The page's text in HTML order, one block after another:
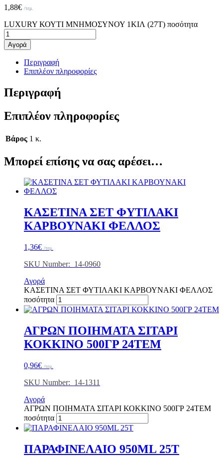
1,88€ /τεμ.
LUXURY ΚΟΥΤΙ ΜΝΗΜΟΣΥΝΟΥ 1ΚΙΛ (27Τ) ποσότητα
Αγορά
Περιγραφή
Επιπλέον πληροφορίες
Περιγραφή
Επιπλέον πληροφορίες
Βάρος 1 κ.
Μπορεί επίσης να σας αρέσει…
ΚΑΣΕΤΙΝΑ ΣΕΤ ΦΥΤΙΛΑΚΙ
ΚΑΡΒΟΥΝΑΚΙ ΦΕΛΛΟΣ
1,36€ /τεμ.
SKU Number: 14-0960
Αγορά
ΚΑΣΕΤΙΝΑ ΣΕΤ ΦΥΤΙΛΑΚΙ ΚΑΡΒΟΥΝΑΚΙ ΦΕΛΛΟΣ
ποσότητα
ΑΓΡΩΝ ΠΟΙΗΜΑΤΑ ΣΙΤΑΡΙ
ΚΟΚΚΙΝΟ 500ΓΡ 24ΤΕΜ
0,96€ /τεμ.
SKU Number: 14-1311
Αγορά
ΑΓΡΩΝ ΠΟΙΗΜΑΤΑ ΣΙΤΑΡΙ ΚΟΚΚΙΝΟ 500ΓΡ 24ΤΕΜ
ποσότητα
ΠΑΡΑΦΙΝΕΛΑΙΟ 950ML 25Τ